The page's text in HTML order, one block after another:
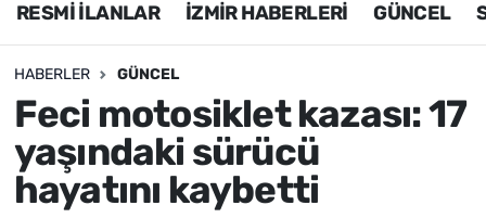
RESMİ İLANLAR İZMİR HABERLERİ GÜNCEL
HABERLER GÜNCEL
Feci motosiklet kazası: 17
yaşındaki sürücü
hayatını kaybetti
Siyaset
Asayiş / Polis-Adliye
Spor
Magazin